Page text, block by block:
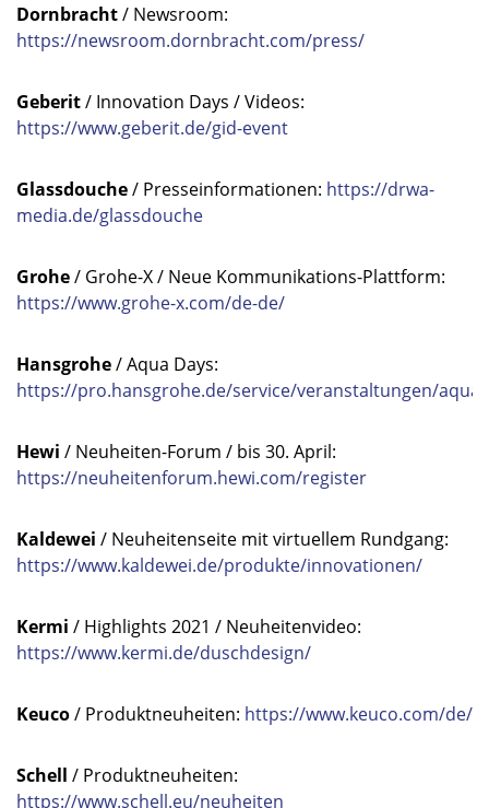
Dornbracht/ Newsroom:
https://newsroom.dornbracht.com/press/
Geberit/ Innovation Days / Videos:
https://www.geberit.de/gid-event
Glassdouche/ Presseinformationen: https://drwa-
media.de/glassdouche
Grohe/ Grohe-X / Neue Kommunikations-Plattform:
https://www.grohe-x.com/de-de/
Hansgrohe/ Aqua Days:
https://pro.hansgrohe.de/service/veranstaltungen/
Hewi / Neuheiten-Forum / bis 30. April:
https://neuheitenforum.hewi.com/register
Kaldewei / Neuheitenseite mit virtuellem Rundgang:
https://www.kaldewei.de/produkte/innovationen/
Kermi / Highlights 2021 / Neuheitenvideo:
https://www.kermi.de/duschdesign/
Keuco/ Produktneuheiten: https://www.keuco.com/de/
Schell / Produktneuheiten:
https://www.schell.eu/neuheiten